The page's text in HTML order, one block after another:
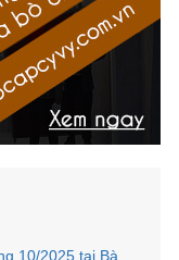
10/2025 tại Bà